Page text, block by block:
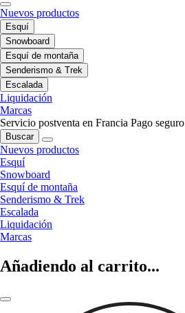
Nuevos productos
Esquí
Snowboard
Esquí de montaña
Senderismo & Trek
Escalada
Liquidación
Marcas
Servicio postventa en Francia Pago seguro
Buscar
Nuevos productos
Esquí
Snowboard
Esquí de montaña
Senderismo & Trek
Escalada
Liquidación
Marcas
Añadiendo al carrito...